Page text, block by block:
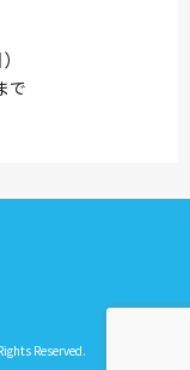
で
Reserved.